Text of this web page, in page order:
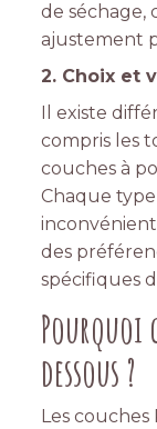
de
ajustement
2. Choix et
Il existe
compris les
couches à
Chaque
des
spécifiques
Pourquoi
dessous ?
Les